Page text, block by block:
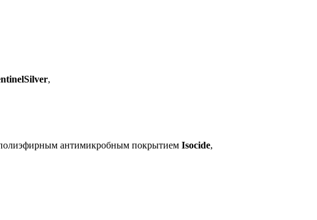
,
антимикробным покрытием Isocide,